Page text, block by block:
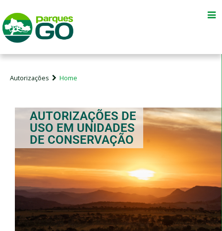
Serviços do Entorno
Autorizações Home
AUTORIZAÇÕES DE
USO EM UNIDADES
DE CONSERVAÇÃO